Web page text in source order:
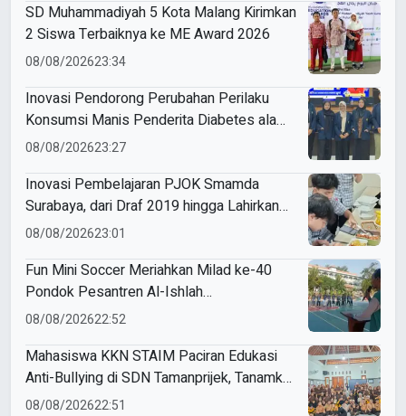
SD Muhammadiyah 5 Kota Malang Kirimkan
2 Siswa Terbaiknya ke ME Award 2026
08/08/202623:34
Inovasi Pendorong Perubahan Perilaku
Konsumsi Manis Penderita Diabetes ala
Mahasiswa Unesa
08/08/202623:27
Inovasi Pembelajaran PJOK Smamda
Surabaya, dari Draf 2019 hingga Lahirkan
Modul Gizi Digital
08/08/202623:01
Fun Mini Soccer Meriahkan Milad ke-40
Pondok Pesantren Al-Ishlah
Sendangagung
08/08/202622:52
Mahasiswa KKN STAIM Paciran Edukasi
Anti-Bullying di SDN Tamanprijek, Tanamkan
Empati Sejak Dini
08/08/202622:51